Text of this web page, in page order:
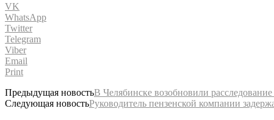
VK
WhatsApp
Twitter
Telegram
Viber
Email
Print
Предыдущая новостьВ Челябинске возобновили
Следующая новостьРуководитель пензенской компании